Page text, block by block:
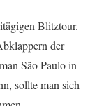
Blitztour.
der
São Paulo in
sollte man sich